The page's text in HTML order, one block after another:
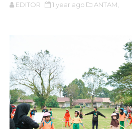
EDITOR 1 year ago ANTAM,